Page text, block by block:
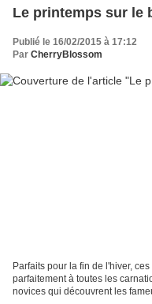
Le printemps sur le
Publié le 16/02/2015 à 17:12
Par CherryBlossom
Parfaits pour la fin de l'hiver,
parfaitement à toutes les
novices qui découvrent les